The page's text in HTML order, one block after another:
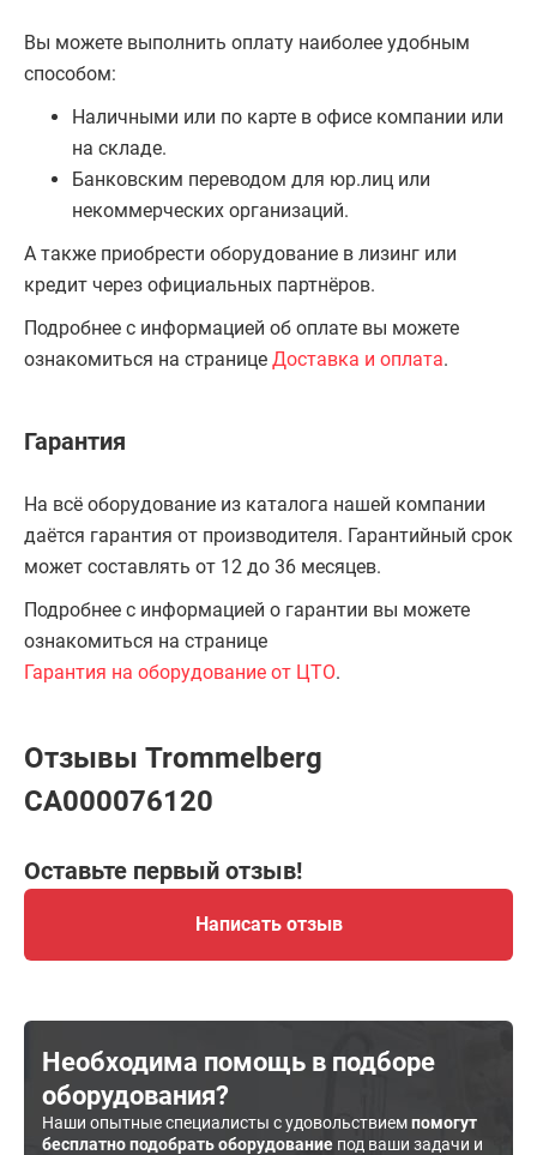
Вы можете выполнить оплату наиболее удобным
способом:
Наличными или по карте в офисе компании или
на складе.
Банковским переводом для юр.лиц или
некоммерческих организаций.
А также приобрести оборудование в лизинг или
кредит через официальных партнёров.
Подробнее с информацией об оплате вы можете
ознакомиться на странице Доставка и оплата.
Гарантия
На всё оборудование из каталога нашей компании
даётся гарантия от производителя. Гарантийный срок
может составлять от 12 до 36 месяцев.
Подробнее с информацией о гарантии вы можете
ознакомиться на странице
Гарантия на оборудование от ЦТО.
Отзывы Trommelberg
CA000076120
Оставьте первый отзыв!
Написать отзыв
Необходима помощь в подборе
оборудования?
Наши опытные специалисты с удовольствиемпомогут
бесплатно подобрать оборудование под ваши задачи и